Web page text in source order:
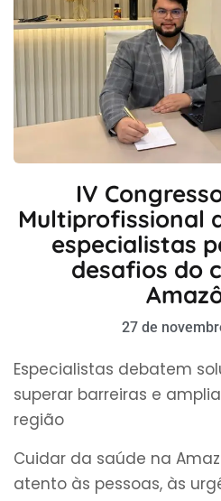
IV
Multiprofissional
especialistas
desafios do
27 de
Especialistas debatem
superar barreiras e
região
Cuidar da saúde na
atento às pessoas, às